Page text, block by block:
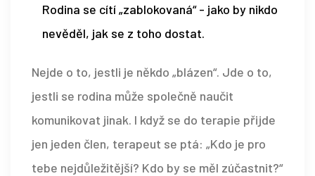
Rodina se cítí „zablokovaná“ - jako by nikdo
nevěděl, jak se z toho dostat.
Nejde o to, jestli je někdo „blázen“. Jde o to,
jestli se rodina může společně naučit
komunikovat jinak. I když se do terapie přijde
jen jeden člen, terapeut se ptá: „Kdo je pro
tebe nejdůležitější? Kdo by se měl zúčastnit?“